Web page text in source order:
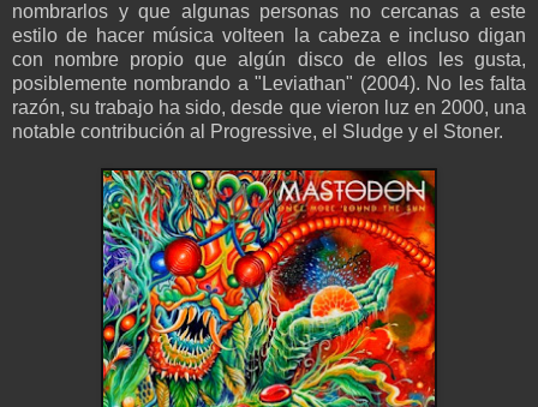
nombrarlos y que algunas personas no cercanas a este
estilo de hacer música volteen la cabeza e incluso digan
con nombre propio que algún disco de ellos les gusta,
posiblemente nombrando a "Leviathan" (2004). No les falta
razón, su trabajo ha sido, desde que vieron luz en 2000, una
notable contribución al Progressive, el Sludge y el Stoner.